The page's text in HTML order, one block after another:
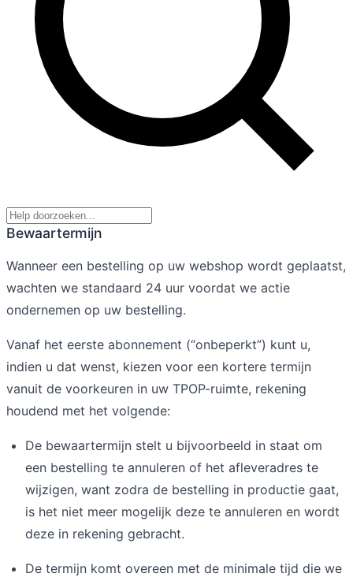
Bewaartermijn
Wanneer een bestelling op uw webshop wordt geplaatst,
wachten we standaard 24 uur voordat we actie
ondernemen op uw bestelling.
Vanaf het eerste abonnement (“onbeperkt”) kunt u,
indien u dat wenst, kiezen voor een kortere termijn
vanuit de voorkeuren in uw TPOP-ruimte, rekening
houdend met het volgende:
De bewaartermijn stelt u bijvoorbeeld in staat om
een bestelling te annuleren of het afleveradres te
wijzigen, want zodra de bestelling in productie gaat,
is het niet meer mogelijk deze te annuleren en wordt
deze in rekening gebracht.
De termijn komt overeen met de minimale tijd die we